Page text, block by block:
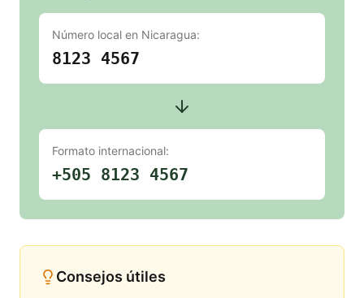
Número local en Nicaragua:
8123 4567
Formato internacional:
+505 8123 4567
Consejos útiles